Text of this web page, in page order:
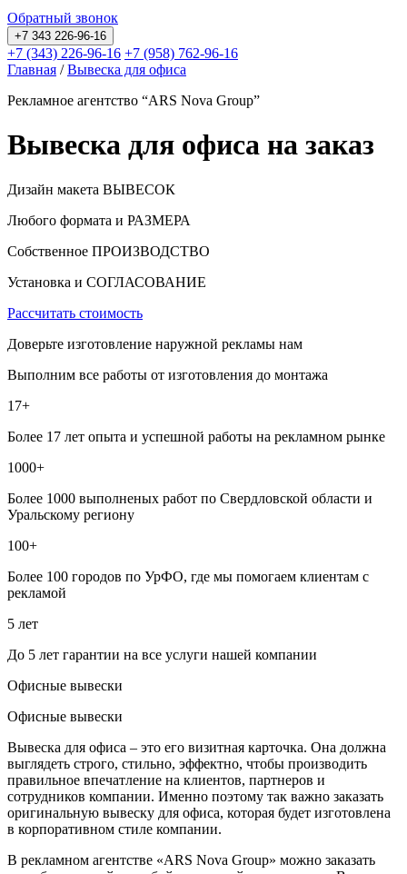
Обратный звонок
+7 343 226-96-16
+7 (343) 226-96-16 +7 (958) 762-96-16
Главная /Вывеска для офиса
Рекламное агентство “ARS Nova Group”
Вывеска для офиса на заказ
Дизайн макета ВЫВЕСОК
Любого формата и РАЗМЕРА
Собственное ПРОИЗВОДСТВО
Установка и СОГЛАСОВАНИЕ
Рассчитать стоимость
Доверьте изготовление наружной рекламы нам
Выполним все работы от изготовления до монтажа
17+
Более 17 лет опыта и успешной работы на рекламном рынке
1000+
Более 1000 выполненых работ по Свердловской области и
Уральскому региону
100+
Более 100 городов по УрФО, где мы помогаем клиентам с
рекламой
5 лет
До 5 лет гарантии на все услуги нашей компании
Офисные вывески
Офисные вывески
Вывеска для офиса – это его визитная карточка. Она должна
выглядеть строго, стильно, эффектно, чтобы производить
правильное впечатление на клиентов, партнеров и
сотрудников компании. Именно поэтому так важно заказать
оригинальную вывеску для офиса, которая будет изготовлена
в корпоративном стиле компании.
В рекламном агентстве «ARS Nova Group» можно заказать